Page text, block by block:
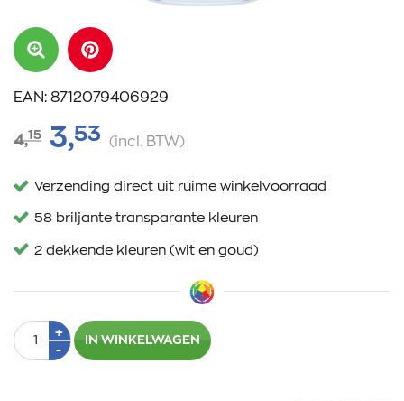
EAN: 8712079406929
4,15 3,53 (incl. BTW)
Verzending direct uit ruime winkelvoorraad
58 briljante transparante kleuren
2 dekkende kleuren (wit en goud)
Aantal+Plus
-Min
IN WINKELWAGEN